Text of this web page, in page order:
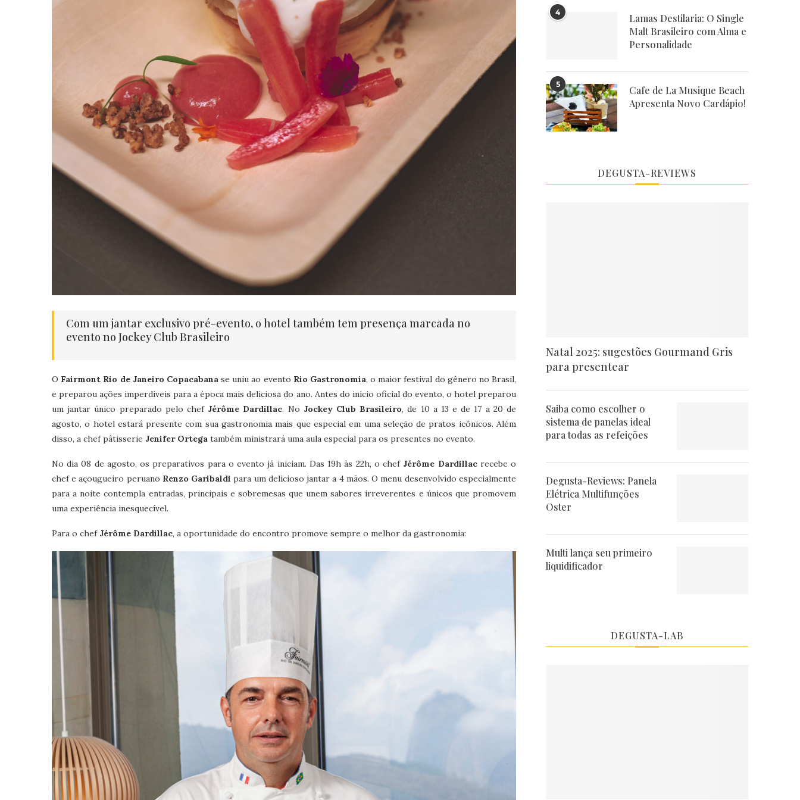
Com um jantar exclusivo pré-evento, o hotel também tem presença marcada no
evento no Jockey Club Brasileiro
O Fairmont Rio de Janeiro Copacabanase uniu ao evento Rio Gastronomia, o maior festival do gênero no Brasil,
e preparou ações imperdíveis para a época mais deliciosa do ano. Antes do início oficial do evento, o hotel preparou
um jantar único preparado pelo chef Jérôme Dardillac. No Jockey Club Brasileiro, de 10 a 13 e de 17 a 20 de
agosto, o hotel estará presente com sua gastronomia mais que especial em uma seleção de pratos icônicos. Além
disso, a chef pâtisserie Jenifer Ortega também ministrará uma aula especial para os presentes no evento.
No dia 08 de agosto, os preparativos para o evento já iniciam. Das 19h às 22h, o chef Jérôme Dardillacrecebe o
chef e açougueiro peruano Renzo Garibaldi para um delicioso jantar a 4 mãos. O menu desenvolvido especialmente
para a noite contempla entradas, principais e sobremesas que unem sabores irreverentes e únicos que promovem
uma experiência inesquecível.
Para o chef Jérôme Dardillac, a oportunidade do encontro promove sempre o melhor da gastronomia:
4
Lamas Destilaria: O Single
Malt Brasileiro com Alma e
Personalidade
5
Cafe de La Musique Beach
Apresenta Novo Cardápio!
DEGUSTA-REVIEWS
Natal 2025: sugestões Gourmand Gris
para presentear
Saiba como escolher o
sistema de panelas ideal
para todas as refeições
Degusta-Reviews: Panela
Elétrica Multifunções
Oster
Multi lança seu primeiro
liquidificador
DEGUSTA-LAB